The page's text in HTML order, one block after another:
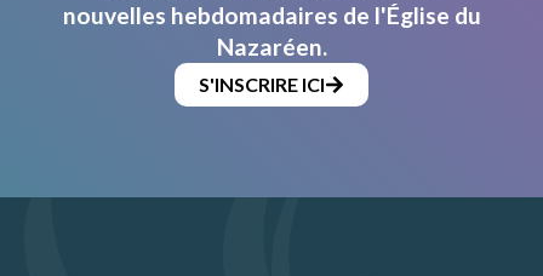
nouvelles hebdomadaires de l'Église du
Nazaréen.
S'INSCRIRE ICI